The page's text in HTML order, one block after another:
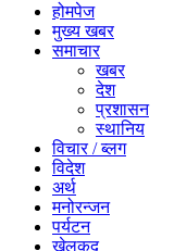
होमपेज
मुख्य खबर
समाचार
खबर
देश
प्रशासन
स्थानिय
विचार / ब्लग
विदेश
अर्थ
मनोरन्जन
पर्यटन
खेलकुद